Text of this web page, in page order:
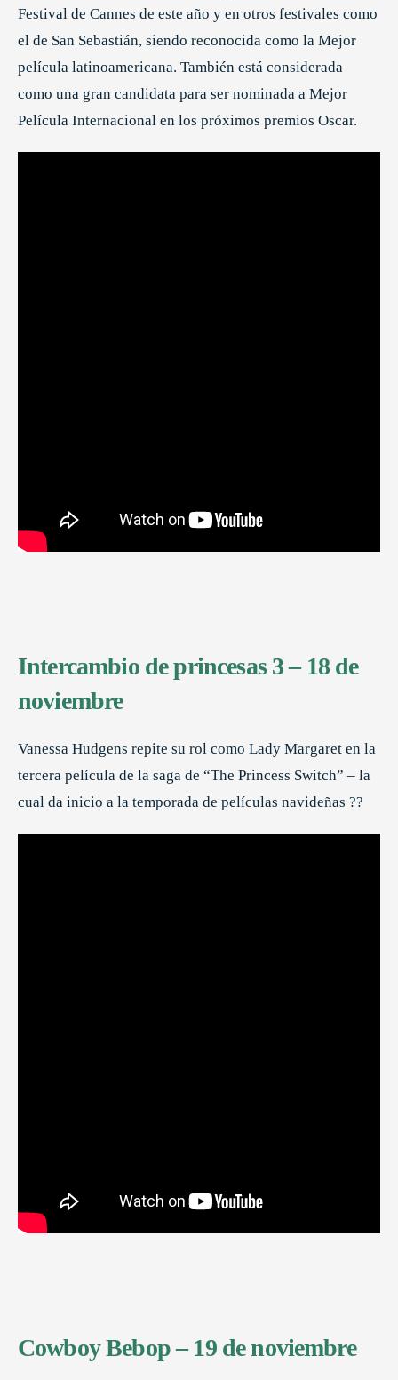
Festival de Cannes de este año y en otros festivales como
el de San Sebastián, siendo reconocida como la Mejor
película latinoamericana. También está considerada
como una gran candidata para ser nominada a Mejor
Película Internacional en los próximos premios Oscar.
Intercambio de princesas 3 – 18 de
noviembre
Vanessa Hudgens repite su rol como Lady Margaret en la
tercera película de la saga de “The Princess Switch” – la
cual da inicio a la temporada de películas navideñas ??
Cowboy Bebop – 19 de noviembre